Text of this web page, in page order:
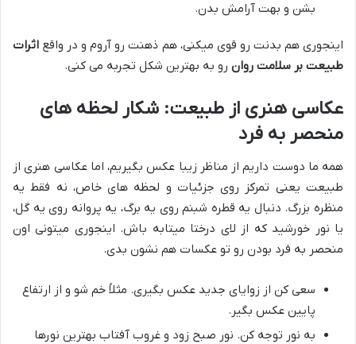
بشن و بهت آرامش بدن.
اینجوری هم بدنت رو قوی میکنی، هم ذهنت رو آروم و در واقع اثرات
طبیعت بر سلامت روان رو به بهترین شکل تجربه می کنی.
عکاسی هنری از طبیعت: شکار لحظه های
منحصر به فرد
همه ما دوست داریم از مناظر زیبا عکس بگیریم، اما عکاسی هنری از
طبیعت یعنی تمرکز روی جزئیات و لحظه های خاص، نه فقط یه
منظره بزرگ. دنبال یه قطره شبنم روی یه برگ، یه پروانه روی یه گل،
یا نور خورشید که از لای درختا میتابه باش. اینجوری میتونی اون
منحصر به فرد بودن رو تو عکسات هم نشون بدی.
سعی کن از زوایای جدید عکس بگیری. مثلاً خم شو و از ارتفاع
پایین عکس بگیر.
به نور توجه کن. نور صبح زود و غروب آفتاب بهترین نورها